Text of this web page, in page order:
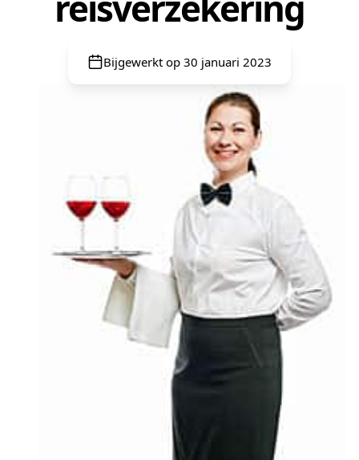
Bijgewerkt op 30 januari 2023